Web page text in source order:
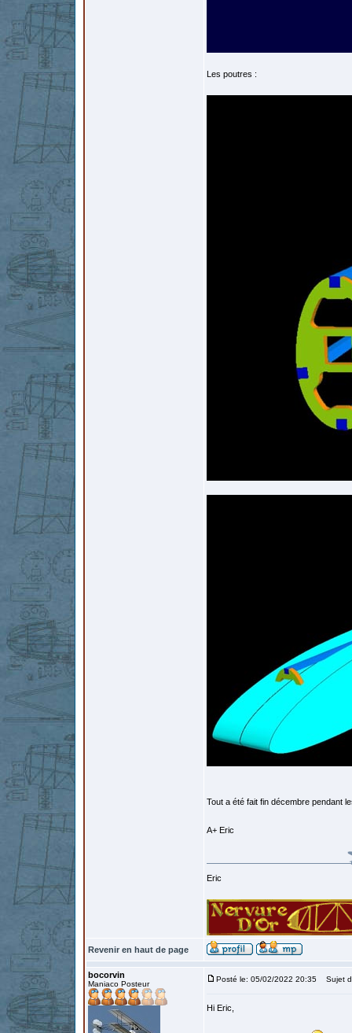
Les poutres :
Tout a été fait fin décembre pendant
A+ Eric
Eric
Revenir en haut de page
bocorvin
Maniaco Posteur
Posté le: 05/02/2022 20:35 Sujet
Hi Eric,